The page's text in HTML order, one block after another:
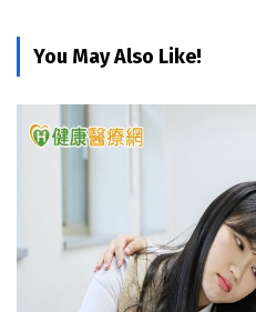
You May Also Like!